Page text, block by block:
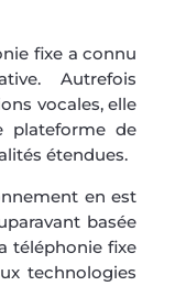
fixe a connu
Autrefois
vocales, elle
plateforme de
étendues.
en est
basée
téléphonie fixe
technologies